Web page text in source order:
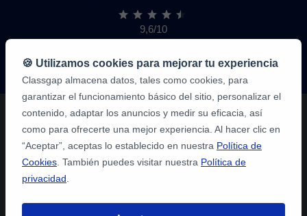
9,6/10
1.339.284
de
alumnos
🍪 Utilizamos cookies para mejorar tu experiencia
Classgap almacena datos, tales como cookies, para
garantizar el funcionamiento básico del sitio, personalizar el
contenido, adaptar los anuncios y medir su eficacia, así
como para ofrecerte una mejor experiencia. Al hacer clic en
“Aceptar”, aceptas lo establecido en nuestra Política de
Cookies . También puedes visitar nuestra Política de
privacidad